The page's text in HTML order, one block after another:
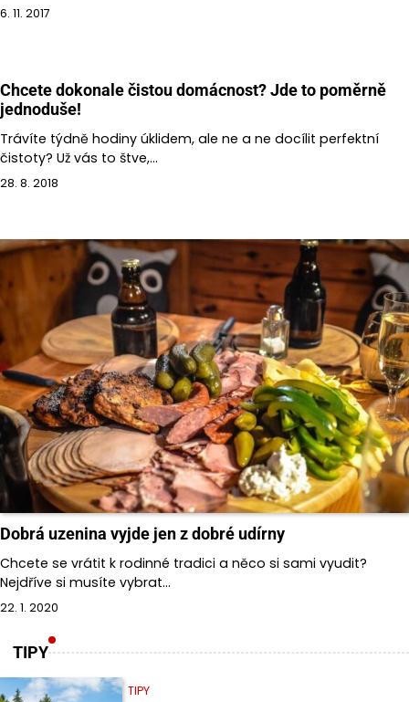
6. 11. 2017
Chcete dokonale čistou domácnost? Jde to poměrně
jednoduše!
Trávíte týdně hodiny úklidem, ale ne a ne docílit perfektní
čistoty? Už vás to štve,…
28. 8. 2018
Dobrá uzenina vyjde jen z dobré udírny
Chcete se vrátit k rodinné tradici a něco si sami vyudit?
Nejdříve si musíte vybrat…
22. 1. 2020
TIPY
TIPY